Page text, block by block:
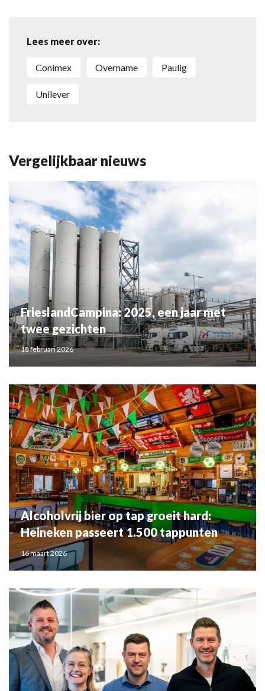
Lees meer over:
Conimex Overname Paulig
Unilever
Vergelijkbaar nieuws
FrieslandCampina: 2025, een jaar met
twee gezichten
18 februari 2026
Alcoholvrij bier op tap groeit hard:
Heineken passeert 1.500 tappunten
16 maart 2026